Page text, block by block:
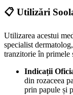
📋 Utilizări
Utilizarea acestui
specialist
tranzitorie în primele
Indicații
din rozaceea
prin papule și